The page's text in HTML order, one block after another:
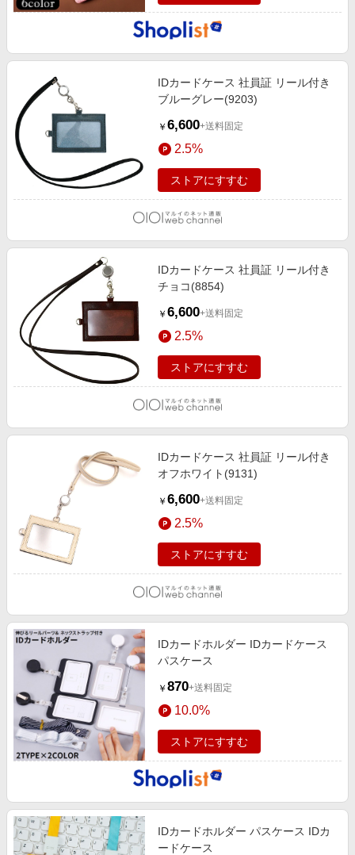
IDカードケース 社員証 リール付き
ブルーグレー(9203)
￥ 6,600+送料固定
2.5%
ストアにすすむ
IDカードケース 社員証 リール付き
チョコ(8854)
￥ 6,600+送料固定
2.5%
ストアにすすむ
IDカードケース 社員証 リール付き
オフホワイト(9131)
￥ 6,600+送料固定
2.5%
ストアにすすむ
IDカードホルダー IDカードケース
パスケース
￥ 870+送料固定
10.0%
ストアにすすむ
IDカードホルダー パスケース IDカ
ードケース